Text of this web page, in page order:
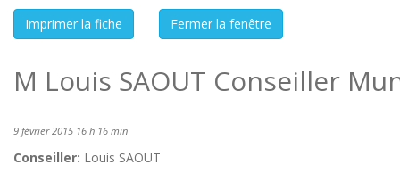
M Louis SAOUT Conseiller
9 février 2015 16 h 16 min
Conseiller: Louis SAOUT